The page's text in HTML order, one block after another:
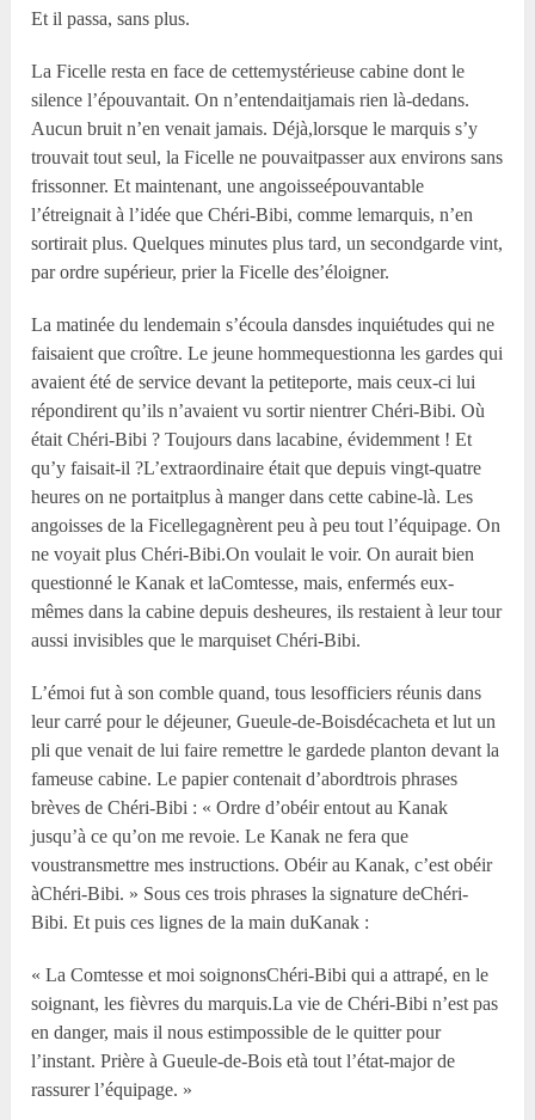
Et il passa, sans plus.
La Ficelle resta en face de cettemystérieuse cabine dont le
silence l’épouvantait. On n’entendaitjamais rien là-dedans.
Aucun bruit n’en venait jamais. Déjà,lorsque le marquis s’y
trouvait tout seul, la Ficelle ne pouvaitpasser aux environs sans
frissonner. Et maintenant, une angoisseépouvantable
l’étreignait à l’idée que Chéri-Bibi, comme lemarquis, n’en
sortirait plus. Quelques minutes plus tard, un secondgarde vint,
par ordre supérieur, prier la Ficelle des’éloigner.
La matinée du lendemain s’écoula dansdes inquiétudes qui ne
faisaient que croître. Le jeune hommequestionna les gardes qui
avaient été de service devant la petiteporte, mais ceux-ci lui
répondirent qu’ils n’avaient vu sortir nientrer Chéri-Bibi. Où
était Chéri-Bibi ? Toujours dans lacabine, évidemment ! Et
qu’y faisait-il ?L’extraordinaire était que depuis vingt-quatre
heures on ne portaitplus à manger dans cette cabine-là. Les
angoisses de la Ficellegagnèrent peu à peu tout l’équipage. On
ne voyait plus Chéri-Bibi.On voulait le voir. On aurait bien
questionné le Kanak et laComtesse, mais, enfermés eux-
mêmes dans la cabine depuis desheures, ils restaient à leur tour
aussi invisibles que le marquiset Chéri-Bibi.
L’émoi fut à son comble quand, tous lesofficiers réunis dans
leur carré pour le déjeuner, Gueule-de-Boisdécacheta et lut un
pli que venait de lui faire remettre le gardede planton devant la
fameuse cabine. Le papier contenait d’abordtrois phrases
brèves de Chéri-Bibi : « Ordre d’obéir entout au Kanak
jusqu’à ce qu’on me revoie. Le Kanak ne fera que
voustransmettre mes instructions. Obéir au Kanak, c’est obéir
àChéri-Bibi. » Sous ces trois phrases la signature deChéri-
Bibi. Et puis ces lignes de la main duKanak :
« La Comtesse et moi soignonsChéri-Bibi qui a attrapé, en le
soignant, les fièvres du marquis.La vie de Chéri-Bibi n’est pas
en danger, mais il nous estimpossible de le quitter pour
l’instant. Prière à Gueule-de-Bois età tout l’état-major de
rassurer l’équipage. »